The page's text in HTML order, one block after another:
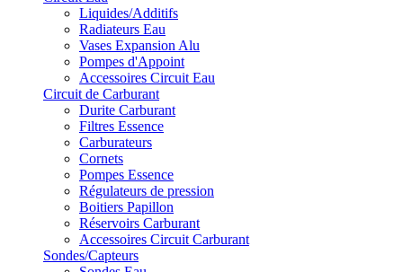
Liquides/Additifs
Radiateurs Eau
Vases Expansion Alu
Pompes d'Appoint
Accessoires Circuit Eau
Circuit de Carburant
Durite Carburant
Filtres Essence
Carburateurs
Cornets
Pompes Essence
Régulateurs de pression
Boitiers Papillon
Réservoirs Carburant
Accessoires Circuit Carburant
Sondes/Capteurs